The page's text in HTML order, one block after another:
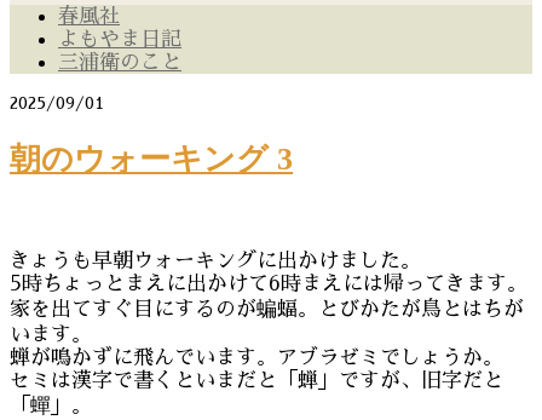
春風社
よもやま日記
三浦衛のこと
2025/09/01
朝のウォーキング 3
きょうも早朝ウォーキングに出かけました。
5時ちょっとまえに出かけて6時まえには帰ってきます。
家を出てすぐ目にするのが蝙蝠。とびかたが鳥とはちが
います。
蝉が鳴かずに飛んでいます。アブラゼミでしょうか。
セミは漢字で書くといまだと「蝉」ですが、旧字だと
「蟬」。